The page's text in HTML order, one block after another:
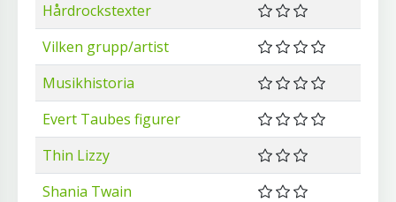
Hårdrockstexter
Vilken grupp/artist
Musikhistoria
Evert Taubes figurer
Thin Lizzy
Shania Twain